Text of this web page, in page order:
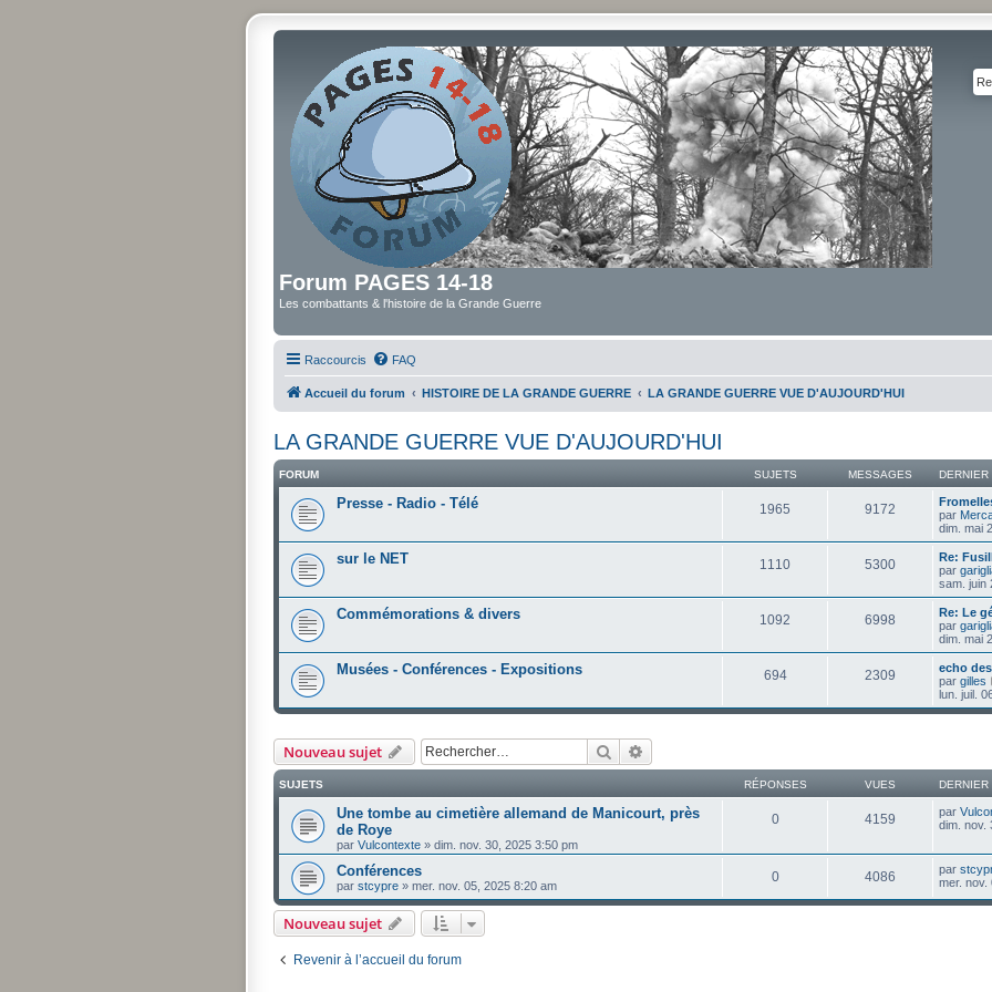
Forum PAGES 14-18
Les combattants & l'histoire de la Grande Guerre
Raccourcis FAQ
Accueil du forum HISTOIRE DE LA GRANDE GUERRE LA GRANDE GUERRE VUE D'AUJOURD'HUI
LA GRANDE GUERRE VUE D'AUJOURD'HUI
FORUM SUJETS MESSAGES
Presse - Radio - Télé 1965 9172
par
dim. mai
sur le NET 1110 5300
Re:
par
sam. juin
Commémorations & divers 1092 6998
Re: Le
par
dim. mai
Musées - Conférences - Expositions 694 2309
echo
par gilles
lun. juil.
Nouveau sujet Rechercher
SUJETS RÉPONSES VUES
Une tombe au cimetière allemand de Manicourt, près
de Roye
par Vulcontexte » dim. nov. 30, 2025 3:50 pm
0 4159 par
dim. nov.
Conférences
par stcypre » mer. nov. 05, 2025 8:20 am
0 4086 par
mer. nov.
Nouveau sujet
Revenir à l’accueil du forum